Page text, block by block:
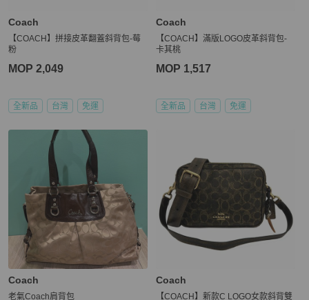
Coach
【COACH】拼接皮革翻蓋斜背包-莓
粉
MOP 2,049
全新品 台灣 免運
Coach
【COACH】滿版LOGO皮革斜背包-
卡其桃
MOP 1,517
全新品 台灣 免運
Coach
老氣Coach肩背包
Coach
【COACH】新款C LOGO女款斜背雙